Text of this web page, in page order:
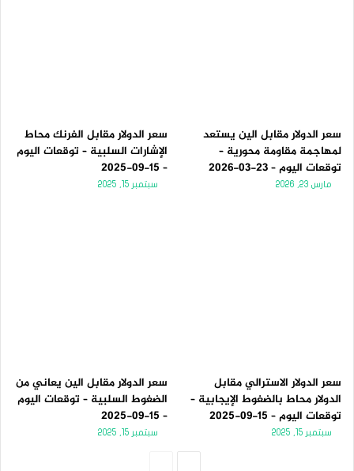
سعر الدولار مقابل الين يستعد
لمهاجمة مقاومة محورية –
توقعات اليوم – 23-03-2026
مارس 23, 2026
سعر الدولار مقابل الفرنك محاط
الإشارات السلبية – توقعات اليوم
– 15-09-2025
سبتمبر 15, 2025
سعر الدولار الاسترالي مقابل
الدولار محاط بالضغوط الإيجابية –
توقعات اليوم – 15-09-2025
سبتمبر 15, 2025
سعر الدولار مقابل الين يعاني من
الضغوط السلبية – توقعات اليوم
– 15-09-2025
سبتمبر 15, 2025